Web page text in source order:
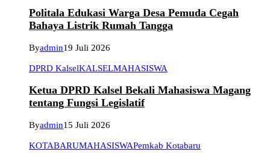
Politala Edukasi Warga Desa Pemuda Cegah
Bahaya Listrik Rumah Tangga
Byadmin19 Juli 2026
DPRD KalselKALSELMAHASISWA
Ketua DPRD Kalsel Bekali Mahasiswa Magang
tentang Fungsi Legislatif
Byadmin15 Juli 2026
KOTABARUMAHASISWAPemkab Kotabaru